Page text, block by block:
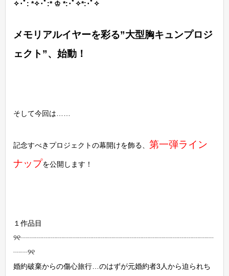
✧･ﾟ: *✧･ﾟ:* ♔ *:･ﾟ✧*:･ﾟ✧
メモリアルイヤーを彩る”大型胸キュンプロジ
ェクト”、始動！
そして今回は……
記念すべきプロジェクトの幕開けを飾る、 第一弾ライン
ナップを公開します！
１作品目
୨୧┈┈┈┈┈┈┈┈┈┈┈┈┈┈┈┈┈┈┈┈┈┈┈┈┈┈┈
┈┈୨୧
婚約破棄からの傷心旅行…のはずが元婚約者3人から迫られち